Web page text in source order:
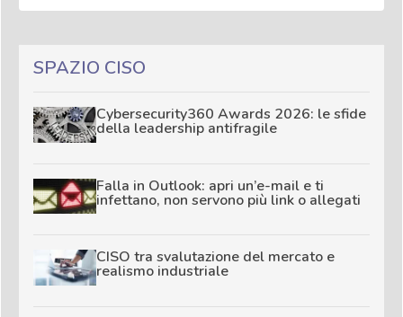
SPAZIO CISO
Cybersecurity360 Awards 2026: le sfide
della leadership antifragile
Falla in Outlook: apri un’e-mail e ti
infettano, non servono più link o allegati
CISO tra svalutazione del mercato e
realismo industriale